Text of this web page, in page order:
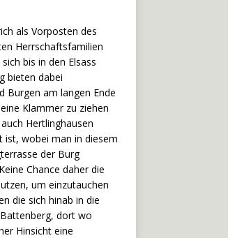
als Vorposten des
Herrschaftsfamilien
bis in den Elsass
bieten dabei
Burgen am langen Ende
Klammer zu ziehen
Hertlinghausen
ist, wobei man in diesem
der Burg
Chance daher die
um einzutauchen
die sich hinab in die
dort wo
Hinsicht eine